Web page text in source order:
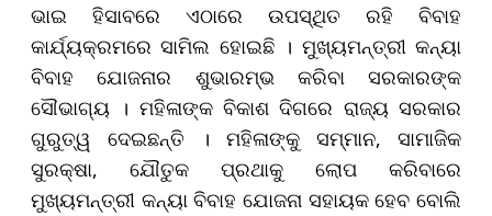
ଭାଇ ହିସାବରେ ଏଠାରେ ଉପସ୍ଥିତ ରହି ବିବାହ
କାର୍ଯ୍ୟକ୍ରମରେ ସାମିଲ ହୋଇଛି । ମୁଖ୍ୟମନ୍ତ୍ରୀ କନ୍ୟା
ବିବାହ ଯୋଜନାର ଶୁଭାରମ୍ଭ କରିବା ସରକାରଙ୍କ
ସୌଭାଗ୍ୟ । ମହିଳାଙ୍କ ବିକାଶ ଦିଗରେ ରାଜ୍ୟ ସରକାର
ଗୁରୁତ୍ୱ ଦେଇଛନ୍ତି । ମହିଳାଙ୍କୁ ସମ୍ମାନ, ସାମାଜିକ
ସୁରକ୍ଷା, ଯୌତୁକ ପ୍ରଥାକୁ ଲୋପ କରିବାରେ
ମୁଖ୍ୟମନ୍ତ୍ରୀ କନ୍ୟା ବିବାହ ଯୋଜନା ସହାୟକ ହେବ ବୋଲି